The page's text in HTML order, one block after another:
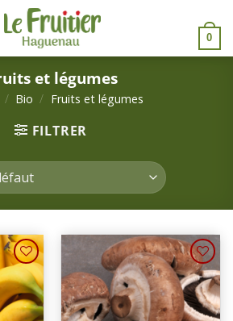
0
et légumes
/ Bio / Fruits et légumes
FILTRER
une
Ajouter
à une